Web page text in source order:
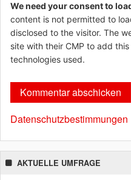
We need your consent to
content is not permitted to
disclosed to the visitor. The
site with their CMP to add
technologies used.
Datenschutzbestimmungen
AKTUELLE UMFRAGE